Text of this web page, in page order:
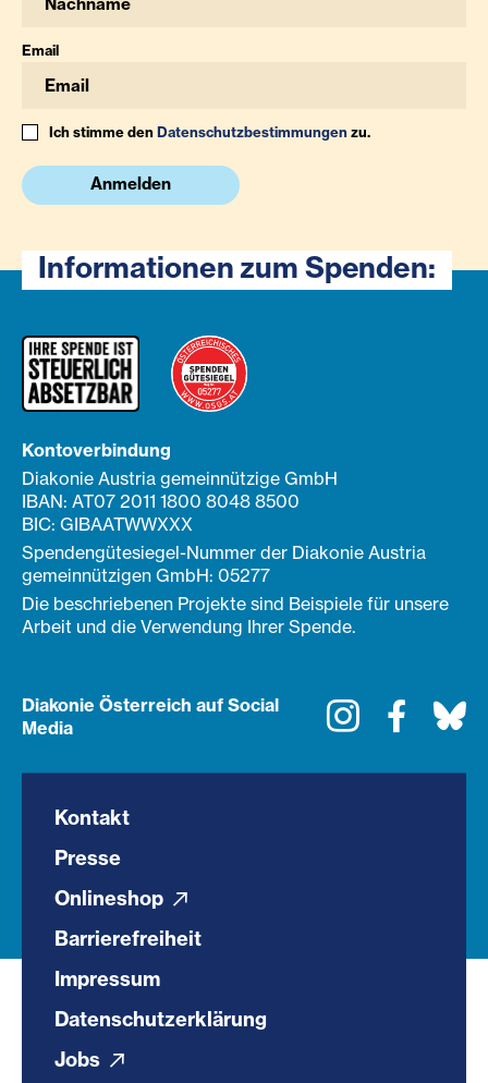
Email
Ich stimme denDatenschutzbestimmungenzu.
Anmelden
Informationen zum Spenden:
Kontoverbindung
Diakonie Austria gemeinnützige GmbH
IBAN: AT07 2011 1800 8048 8500
BIC: GIBAATWWXXX
Spendengütesiegel-Nummer der Diakonie Austria
gemeinnützigen GmbH: 05277
Die beschriebenen Projekte sind Beispiele für unsere
Arbeit und die Verwendung Ihrer Spende.
Diakonie Österreich auf Social
Media
Instagram
Kontakt
Presse
Onlineshop
Barrierefreiheit
Impressum
Datenschutzerklärung
Jobs